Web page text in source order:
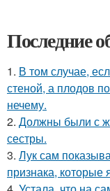
Последние
1. В том случае,
стеной, а плодов
нечему.
2. Должны были с
сестры.
3. Лук сам
признака,